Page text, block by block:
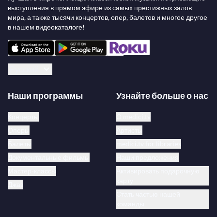
интимной оперой.
выступления в прямом эфире из самых престижных залов
мира, а также тысячи концертов, опер, балетов и многое другое
в нашем видеокаталоге!
Наши программы Узнайте больше о нас